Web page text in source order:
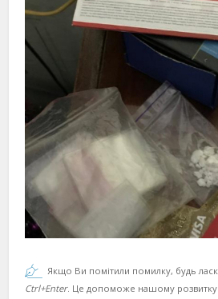
Якщо Ви помітили помилку, будь ласка,
Ctrl+Enter. Це допоможе нашому розвитку!